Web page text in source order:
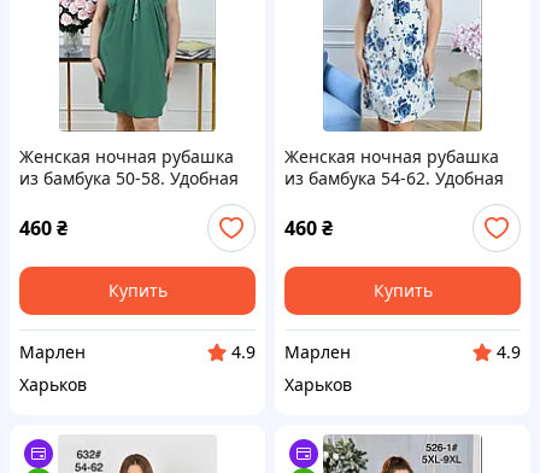
Женская ночная рубашка
из бамбука 50-58. Удобная
ночная сорочка большого
размера
460₴
Купить
Марлен
4.9
Харьков
Женская ночная рубашка
из бамбука 54-62. Удобная
рубашка большого размера
460₴
Купить
Марлен
4.9
Харьков